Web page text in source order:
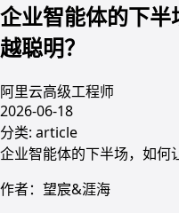
企业智能体的下
越聪明？
阿里云高级工程师
2026-06-18
分类: article
企业智能体的下半场，如何
作者：望宸&涯海